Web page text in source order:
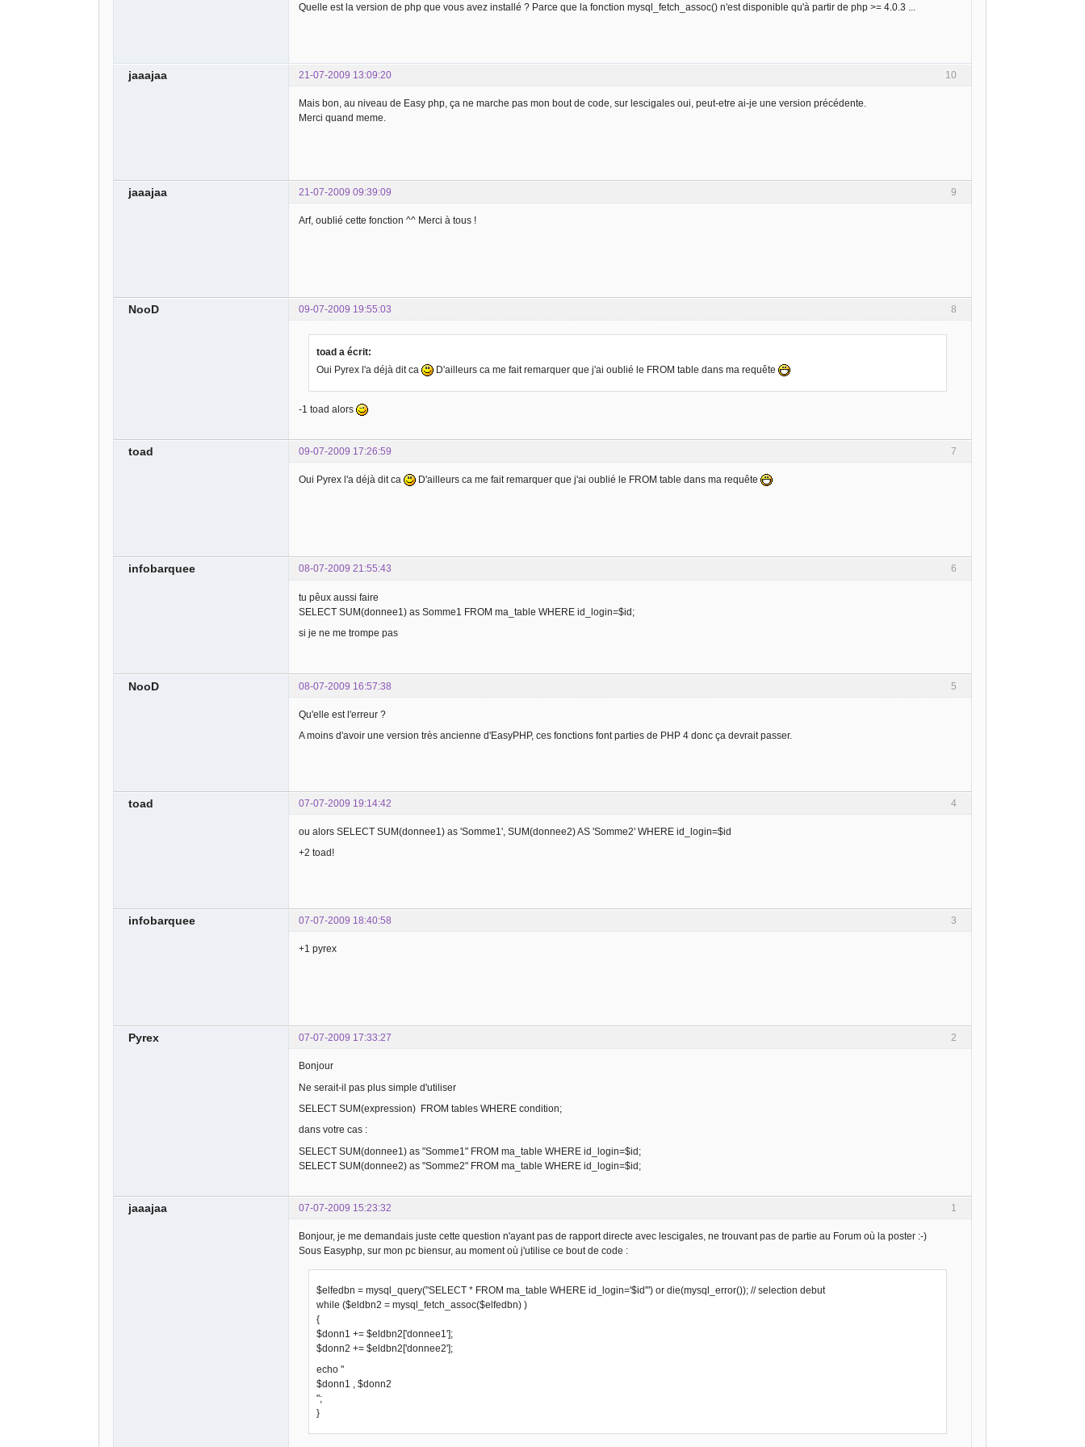
Quelle est la version de php que vous avez installé ? Parce que la fonction mysql_fetch_assoc() n'est disponible qu'à partir de php >= 4.0.3 ...
10
jaaajaa 21-07-2009 13:09:20
Mais bon, au niveau de Easy php, ça ne marche pas mon bout de code, sur lescigales oui, peut-etre ai-je une version précédente.
Merci quand meme.
9
jaaajaa 21-07-2009 09:39:09
Arf, oublié cette fonction ^^ Merci à tous !
8
NooD 09-07-2009 19:55:03
toad a écrit:
Oui Pyrex l'a déjà dit ca
D'ailleurs ca me fait remarquer que j'ai oublié le FROM table dans ma requête
-1 toad alors
7
toad 09-07-2009 17:26:59
Oui Pyrex l'a déjà dit ca D'ailleurs ca me fait remarquer que j'ai oublié le FROM table dans ma requête
6
infobarquee 08-07-2009 21:55:43
tu pêux aussi faire
SELECT SUM(donnee1) as Somme1 FROM ma_table WHERE id_login=$id;
si je ne me trompe pas
5
NooD 08-07-2009 16:57:38
Qu'elle est l'erreur ?
A moins d'avoir une version très ancienne d'EasyPHP, ces fonctions font parties de PHP 4 donc ça devrait passer.
4
toad 07-07-2009 19:14:42
ou alors SELECT SUM(donnee1) as 'Somme1', SUM(donnee2) AS 'Somme2' WHERE id_login=$id
+2 toad!
3
infobarquee 07-07-2009 18:40:58
+1 pyrex
2
Pyrex 07-07-2009 17:33:27
Bonjour
Ne serait-il pas plus simple d'utiliser
SELECT SUM(expression) FROM tables WHERE condition;
dans votre cas :
SELECT SUM(donnee1) as "Somme1" FROM ma_table WHERE id_login=$id;
SELECT SUM(donnee2) as "Somme2" FROM ma_table WHERE id_login=$id;
1
jaaajaa 07-07-2009 15:23:32
Bonjour, je me demandais juste cette question n'ayant pas de rapport directe avec lescigales, ne trouvant pas de partie au Forum où la poster :-)
Sous Easyphp, sur mon pc biensur, au moment où j'utilise ce bout de code :
$elfedbn = mysql_query("SELECT * FROM ma_table WHERE id_login='$id'") or die(mysql_error()); // selection debut
while ($eldbn2 = mysql_fetch_assoc($elfedbn) )
{
$donn1 += $eldbn2['donnee1'];
$donn2 += $eldbn2['donnee2'];
echo "
$donn1 , $donn2
";
}